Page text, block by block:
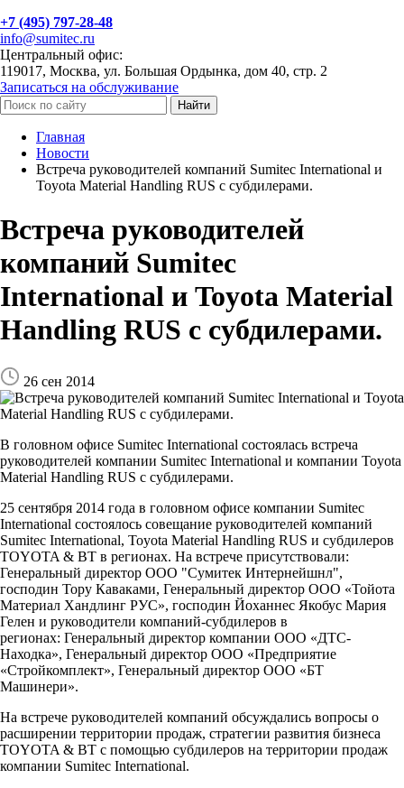
+7 (495) 797-28-48
info@sumitec.ru
Центральный офис:
119017, Москва, ул. Большая Ордынка, дом 40, стр. 2
Записаться на обслуживание
Найти
Главная
Новости
Встреча руководителей компаний Sumitec International и
Toyota Material Handling RUS с субдилерами.
Встреча руководителей
компаний Sumitec
International и Toyota Material
Handling RUS с субдилерами.
26 сен 2014
В головном офисе Sumitec International состоялась встреча
руководителей компании Sumitec International и компании Toyota
Material Handling RUS с субдилерами.
25 сентября 2014 года в головном офисе компании Sumitec
International состоялось совещание руководителей компаний
Sumitec International, Toyota Material Handling RUS и субдилеров
TOYOTA & BT в регионах. На встрече присутствовали:
Генеральный директор ООО "Сумитек Интернейшнл",
господин Тору Каваками, Генеральный директор ООО «Тойота
Материал Хандлинг РУС», господин Йоханнес Якобус Мария
Гелен и руководители компаний-субдилеров в
регионах: Генеральный директор компании ООО «ДТС-
Находка», Генеральный директор ООО «Предприятие
«Стройкомплект», Генеральный директор ООО «БТ
Машинери».
На встрече руководителей компаний обсуждались вопросы о
расширении территории продаж, стратегии развития бизнеса
TOYOTA & BT с помощью субдилеров на территории продаж
компании Sumitec International.